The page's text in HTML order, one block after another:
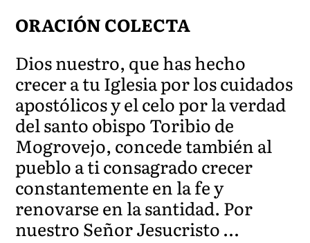
ORACIÓN COLECTA
Dios nuestro, que has hecho
crecer a tu Iglesia por los cuidados
apostólicos y el celo por la verdad
del santo obispo Toribio de
Mogrovejo, concede también al
pueblo a ti consagrado crecer
constantemente en la fe y
renovarse en la santidad. Por
nuestro Señor Jesucristo …